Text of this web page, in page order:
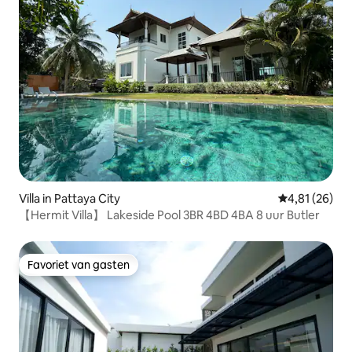
Villa in Pattaya City Gemiddelde
4,81 (26)
【Hermit Villa】 Lakeside Pool 3BR 4BD 4BA 8 uur Butler
Favoriet van gasten
Favoriet van gasten